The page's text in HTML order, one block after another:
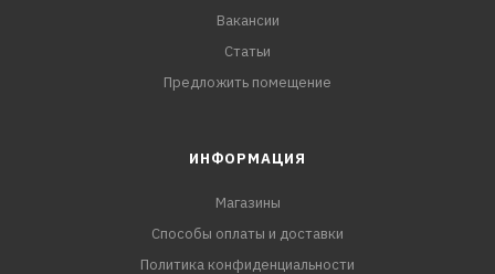
Вакансии
Статьи
Предложить помещение
ИНФОРМАЦИЯ
Магазины
Способы оплаты и доставки
Политика конфиденциальности